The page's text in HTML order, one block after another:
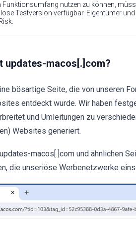
nutzen zu können,
Testversion verfügbar. Eigentümer
updates-macos[.]com?
bösartige Seite, die von unseren
entdeckt wurde. Wir haben
und Umleitungen zu
Websites generiert.
macos[.]com und ähnlichen
die unseriöse Werbenetzwerke